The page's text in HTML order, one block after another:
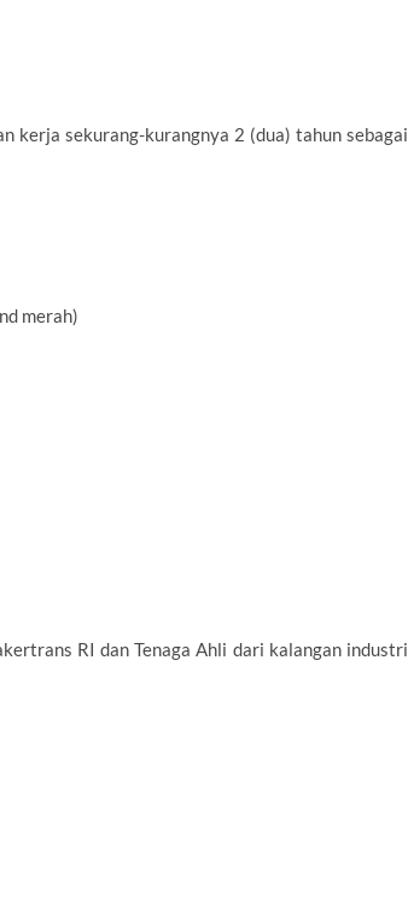
kerja sekurang-kurangnya 2 (dua) tahun sebagai
merah)
RI dan Tenaga Ahli dari kalangan industri